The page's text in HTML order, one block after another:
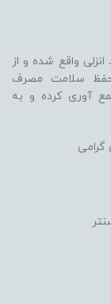
انزلی واقع شده و از
حفظ سلامت مصرف
آوری کرده و به
گرامی